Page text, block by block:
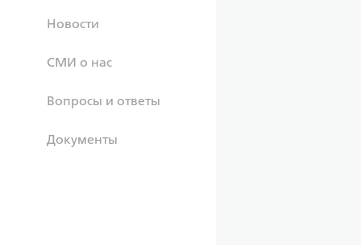
Новости
СМИ о нас
Вопросы и ответы
Документы